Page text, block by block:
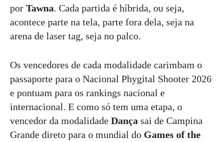
por Tawna. Cada partida é híbrida, ou seja,
acontece parte na tela, parte fora dela, seja na
arena de laser tag, seja no palco.
Os vencedores de cada modalidade carimbam o
passaporte para o Nacional Phygital Shooter 2026
e pontuam para os rankings nacional e
internacional. E como só tem uma etapa, o
vencedor da modalidade Dança sai de Campina
Grande direto para o mundial do Games of the